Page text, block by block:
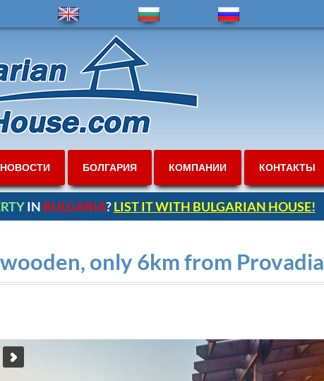
НОВОСТИ БОЛГАРИЯ КОМПАНИИ КОНТАКТЫ
IN BULGARIA?LIST IT WITH BULGARIAN HOUSE!
only 6km from Provadia